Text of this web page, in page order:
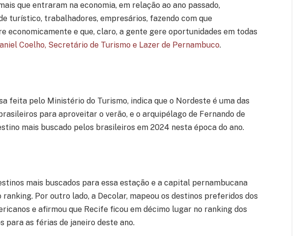
que entraram na economia, em relação ao ano passado,
turístico, trabalhadores, empresários, fazendo com que
economicamente e que, claro, a gente gere oportunidades em todas
Coelho, Secretário de Turismo e Lazer de Pernambuco.
feita pelo Ministério do Turismo, indica que o Nordeste é uma das
para aproveitar o verão, e o arquipélago de Fernando de
mais buscado pelos brasileiros em 2024 nesta época do ano.
mais buscados para essa estação e a capital pernambucana
Por outro lado, a Decolar, mapeou os destinos preferidos dos
e afirmou que Recife ficou em décimo lugar no ranking dos
para as férias de janeiro deste ano.